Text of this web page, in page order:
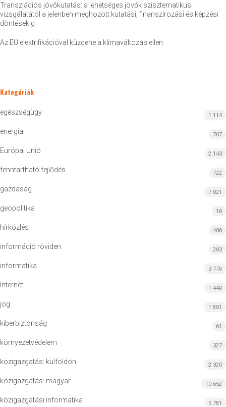
Transzlációs jövőkutatás: a lehetséges jövők szisztematikus
vizsgálatától a jelenben meghozott kutatási, finanszírozási és képzési
döntésekig
Az EU elektrifikációval küzdene a klímaváltozás ellen
Kategóriák
egészségügy 1 114
energia 707
Európai Unió 2 143
fenntartható fejlődés 722
gazdaság 7 021
geopolitika 16
hírközlés 406
információ röviden 203
informatika 3 779
Internet 1 449
jog 1 801
kiberbiztonság 61
környezetvédelem 327
közigazgatás: külföldön 2 320
közigazgatás: magyar 10 652
közigazgatási informatika 5 781